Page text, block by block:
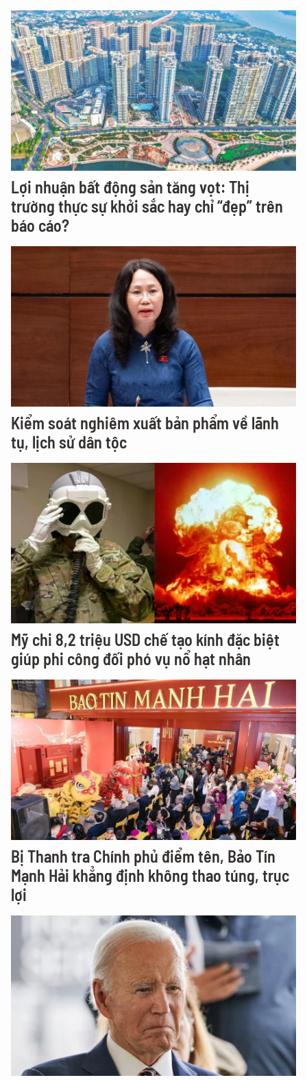
Lợi nhuận bất động sản tăng vọt: Thị
trường thực sự khởi sắc hay chỉ “đẹp” trên
báo cáo?
Kiểm soát nghiêm xuất bản phẩm về lãnh
tụ, lịch sử dân tộc
Mỹ chi 8,2 triệu USD chế tạo kính đặc biệt
giúp phi công đối phó vụ nổ hạt nhân
Bị Thanh tra Chính phủ điểm tên, Bảo Tín
Mạnh Hải khẳng định không thao túng, trục
lợi